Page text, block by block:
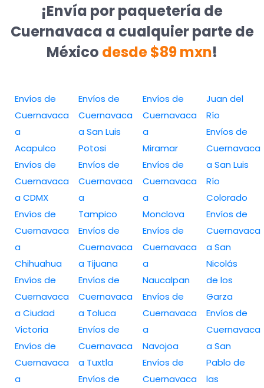
¡Envía por paquetería de
Cuernavaca a cualquier parte de
México desde $89 mxn!
Envíos de
Cuernavaca
a
Acapulco
Envíos de
Cuernavaca
a CDMX
Envíos de
Cuernavaca
a
Chihuahua
Envíos de
Cuernavaca
a Ciudad
Victoria
Envíos de
Cuernavaca
a
Envíos de
Cuernavaca
a San Luis
Potosi
Envíos de
Cuernavaca
a
Tampico
Envíos de
Cuernavaca
a Tijuana
Envíos de
Cuernavaca
a Toluca
Envíos de
Cuernavaca
a Tuxtla
Envíos de
Envíos de
Cuernavaca
a
Miramar
Envíos de
Cuernavaca
a
Monclova
Envíos de
Cuernavaca
a
Naucalpan
Envíos de
Cuernavaca
a
Navojoa
Envíos de
Cuernavaca
Juan del
Río
Envíos de
Cuernavaca
a San Luis
Río
Colorado
Envíos de
Cuernavaca
a San
Nicolás
de los
Garza
Envíos de
Cuernavaca
a San
Pablo de
las